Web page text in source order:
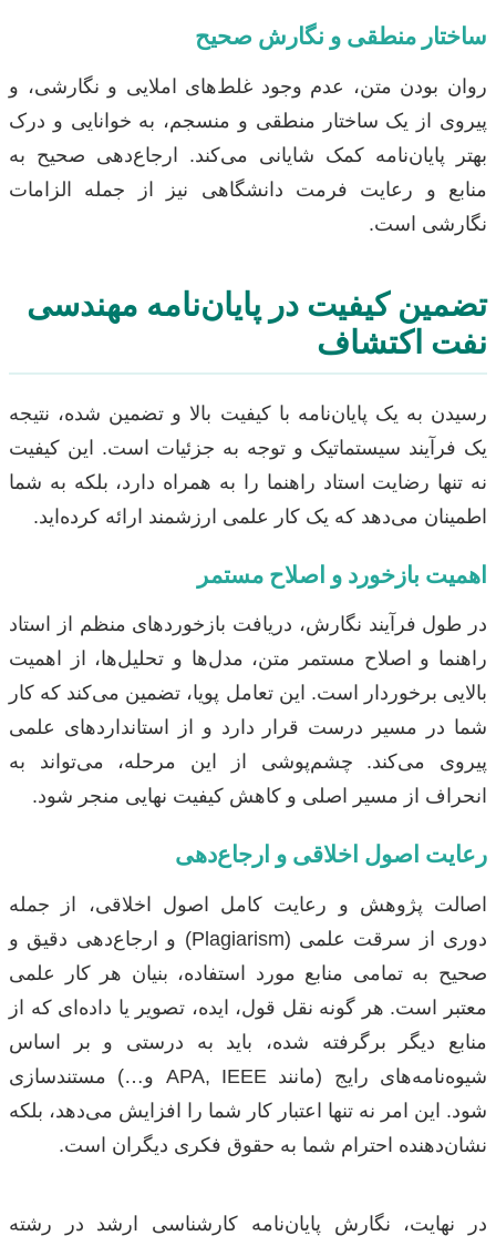
ساختار منطقی و نگارش صحیح
روان بودن متن، عدم وجود غلط‌های املایی و نگارشی، و
پیروی از یک ساختار منطقی و منسجم، به خوانایی و درک
بهتر پایان‌نامه کمک شایانی می‌کند. ارجاع‌دهی صحیح به
منابع و رعایت فرمت دانشگاهی نیز از جمله الزامات
نگارشی است.
تضمین کیفیت در پایان‌نامه مهندسی
نفت اکتشاف
رسیدن به یک پایان‌نامه با کیفیت بالا و تضمین شده، نتیجه
یک فرآیند سیستماتیک و توجه به جزئیات است. این کیفیت
نه تنها رضایت استاد راهنما را به همراه دارد، بلکه به شما
اطمینان می‌دهد که یک کار علمی ارزشمند ارائه کرده‌اید.
اهمیت بازخورد و اصلاح مستمر
در طول فرآیند نگارش، دریافت بازخوردهای منظم از استاد
راهنما و اصلاح مستمر متن، مدل‌ها و تحلیل‌ها، از اهمیت
بالایی برخوردار است. این تعامل پویا، تضمین می‌کند که کار
شما در مسیر درست قرار دارد و از استانداردهای علمی
پیروی می‌کند. چشم‌پوشی از این مرحله، می‌تواند به
انحراف از مسیر اصلی و کاهش کیفیت نهایی منجر شود.
رعایت اصول اخلاقی و ارجاع‌دهی
اصالت پژوهش و رعایت کامل اصول اخلاقی، از جمله
دوری از سرقت علمی (Plagiarism) و ارجاع‌دهی دقیق و
صحیح به تمامی منابع مورد استفاده، بنیان هر کار علمی
معتبر است. هر گونه نقل قول، ایده، تصویر یا داده‌ای که از
منابع دیگر برگرفته شده، باید به درستی و بر اساس
شیوه‌نامه‌های رایج (مانند APA, IEEE و…) مستندسازی
شود. این امر نه تنها اعتبار کار شما را افزایش می‌دهد، بلکه
نشان‌دهنده احترام شما به حقوق فکری دیگران است.
در نهایت، نگارش پایان‌نامه کارشناسی ارشد در رشته